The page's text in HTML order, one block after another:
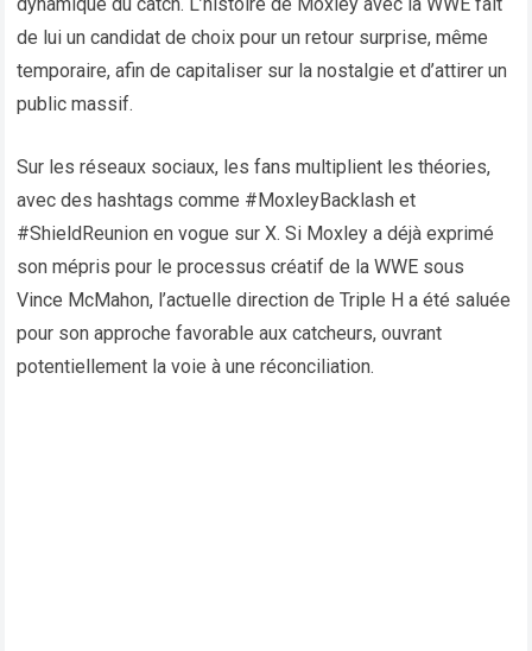
de lui un candidat de choix pour un retour surprise, même
temporaire, afin de capitaliser sur la nostalgie et d’attirer un
public massif.
Sur les réseaux sociaux, les fans multiplient les théories,
avec des hashtags comme #MoxleyBacklash et
#ShieldReunion en vogue sur X. Si Moxley a déjà exprimé
son mépris pour le processus créatif de la WWE sous
Vince McMahon, l’actuelle direction de Triple H a été saluée
pour son approche favorable aux catcheurs, ouvrant
potentiellement la voie à une réconciliation.